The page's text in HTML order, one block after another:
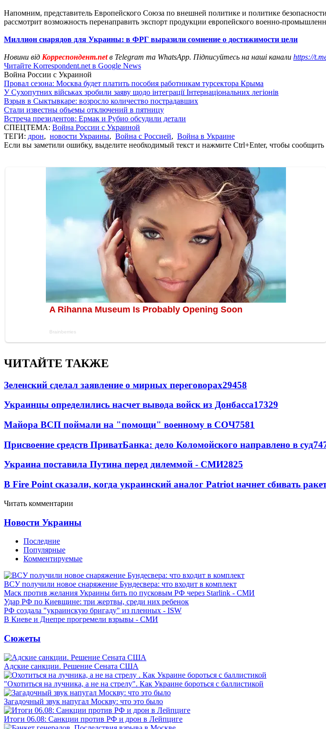
Напомним, представитель Европейского Союза по внешней политике и политике
рассмотрит возможность перенаправить экспорт продукции европейского военно-
Миллион снарядов для Украины: в ФРГ выразили сомнение о достижимости цели
Новини від Корреспондент.netв Telegram та WhatsApp. Підписуйтесь на наші канали https://
Читайте Korrespondent.net в Google News
Война России с Украиной
Провал сезона: Москва будет платить пособия работникам турсектора Крыма
У Сухопутних військах зробили заяву щодо інтеграції Інтернаціональних легіонів
Взрыв в Сыктывкаре: возросло количество пострадавших
Стали известны объемы отключений в пятницу
Встреча президентов: Ермак и Рубио обсудили детали
СПЕЦТЕМА: Война России с Украиной
ТЕГИ: дрон, новости Украины, Война с Россией, Война в Украине
Если вы заметили ошибку, выделите необходимый текст и нажмите Ctrl+Enter, чтобы сообщить
ЧИТАЙТЕ ТАКЖЕ
Зеленский сделал заявление о мирных переговорах29458
Украинцы определились насчет вывода войск из Донбасса17329
Майора ВСП поймали на "помощи" военному в СОЧ7581
Присвоение средств ПриватБанка: дело Коломойского направлено в суд
Украина поставила Путина перед дилеммой - СМИ2825
В Fire Point сказали, когда украинский аналог Patriot начнет сбивать
Читать комментарии
Новости Украины
Последние
Популярные
Комментируемые
ВСУ получили новое снаряжение Бундесвера: что входит в комплект
Маск против желания Украины бить по пусковым РФ через Starlink - СМИ
Удар РФ по Киевщине: три жертвы, среди них ребенок
РФ создала "украинскую бригаду" из пленных - ISW
В Киеве и Днепре прогремели взрывы - СМИ
Сюжеты
Адские санкции. Решение Сената США
"Охотиться на лучника, а не на стрелу". Как Украине бороться с баллистикой
Загадочный звук напугал Москву: что это было
Итоги 06.08: Санкции против РФ и дрон в Лейпциге